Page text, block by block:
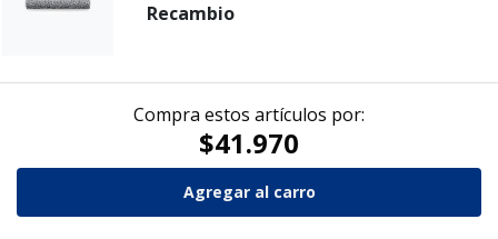
Recambio
Compra estos artículos por:
$41.970